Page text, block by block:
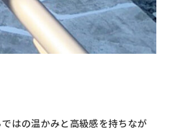
はの温かみと高級感を持ちなが